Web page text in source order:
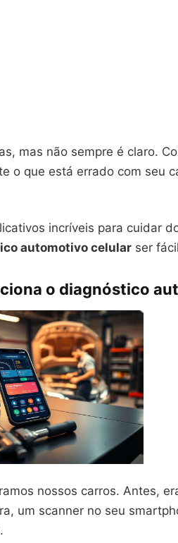
mas não sempre é claro.
o que está errado com seu
incríveis para cuidar
automotivo celular ser
o diagnóstico
nossos carros. Antes,
um scanner no seu